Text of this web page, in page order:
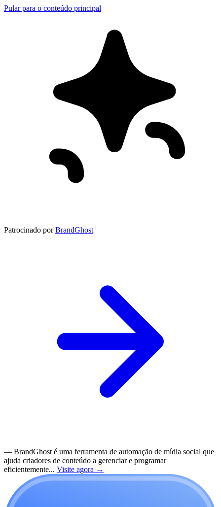
Pular para o conteúdo principal
Patrocinado por BrandGhost
— BrandGhost é uma ferramenta de automação de mídia social que
ajuda criadores de conteúdo a gerenciar e programar
eficientemente... Visite agora →